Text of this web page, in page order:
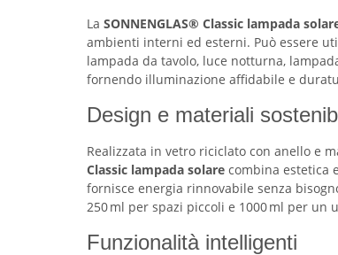
La SONNENGLAS® Classic lampada
ambienti interni ed esterni. Può essere
lampada da tavolo, luce notturna,
fornendo illuminazione affidabile e
Design e materiali
Realizzata in vetro riciclato con anello e
Classic lampada solare combina estetica
fornisce energia rinnovabile senza
250 ml per spazi piccoli e 1000 ml per un
Funzionalità intelligenti